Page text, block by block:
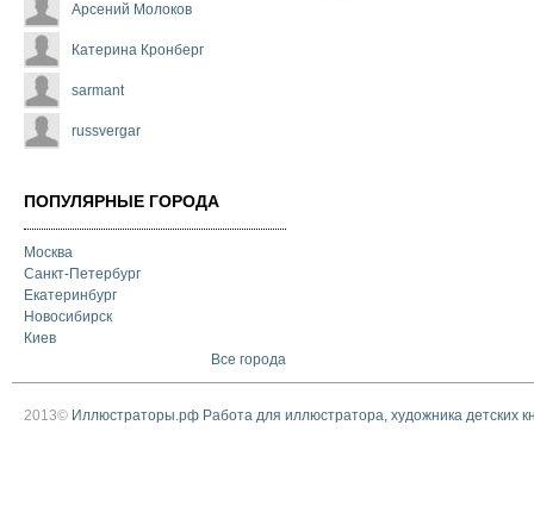
Арсений Молоков
Катерина Кронберг
sarmant
russvergar
ПОПУЛЯРНЫЕ ГОРОДА
Москва
Санкт-Петербург
Екатеринбург
Новосибирск
Киев
Все города
2013© Иллюстраторы.рф Работа для иллюстратора, художника детских